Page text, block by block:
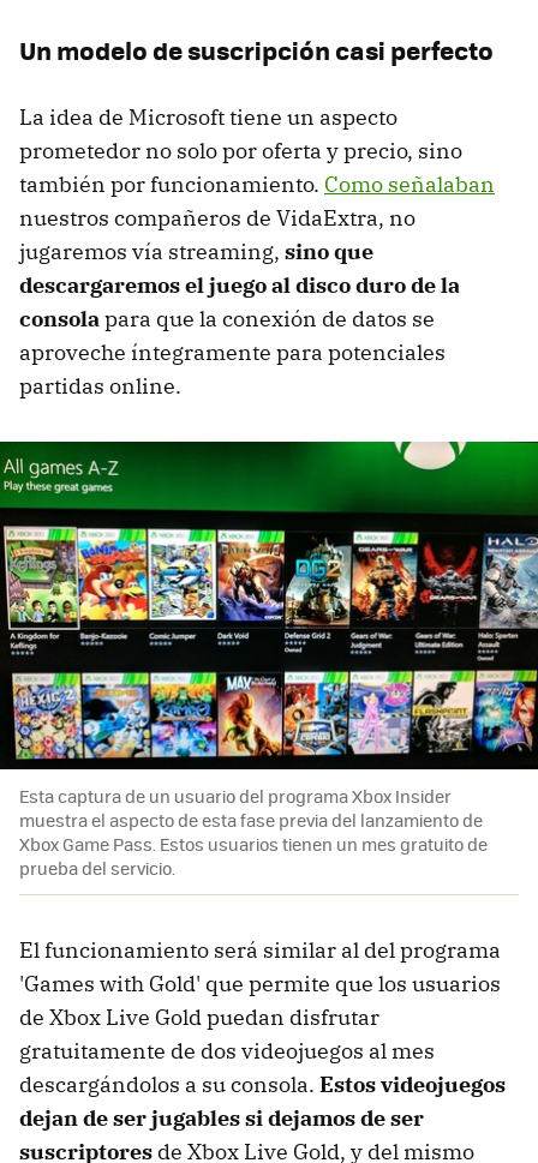
Un modelo de suscripción casi perfecto
La idea de Microsoft tiene un aspecto
prometedor no solo por oferta y precio, sino
también por funcionamiento. Como señalaban
nuestros compañeros de VidaExtra, no
jugaremos vía streaming, sino que
descargaremos el juego al disco duro de la
consolapara que la conexión de datos se
aproveche íntegramente para potenciales
partidas online.
Esta captura de un usuario del programa Xbox Insider
muestra el aspecto de esta fase previa del lanzamiento de
Xbox Game Pass. Estos usuarios tienen un mes gratuito de
prueba del servicio.
El funcionamiento será similar al del programa
'Games with Gold' que permite que los usuarios
de Xbox Live Gold puedan disfrutar
gratuitamente de dos videojuegos al mes
descargándolos a su consola. Estos videojuegos
dejan de ser jugables si dejamos de ser
suscriptores de Xbox Live Gold, y del mismo